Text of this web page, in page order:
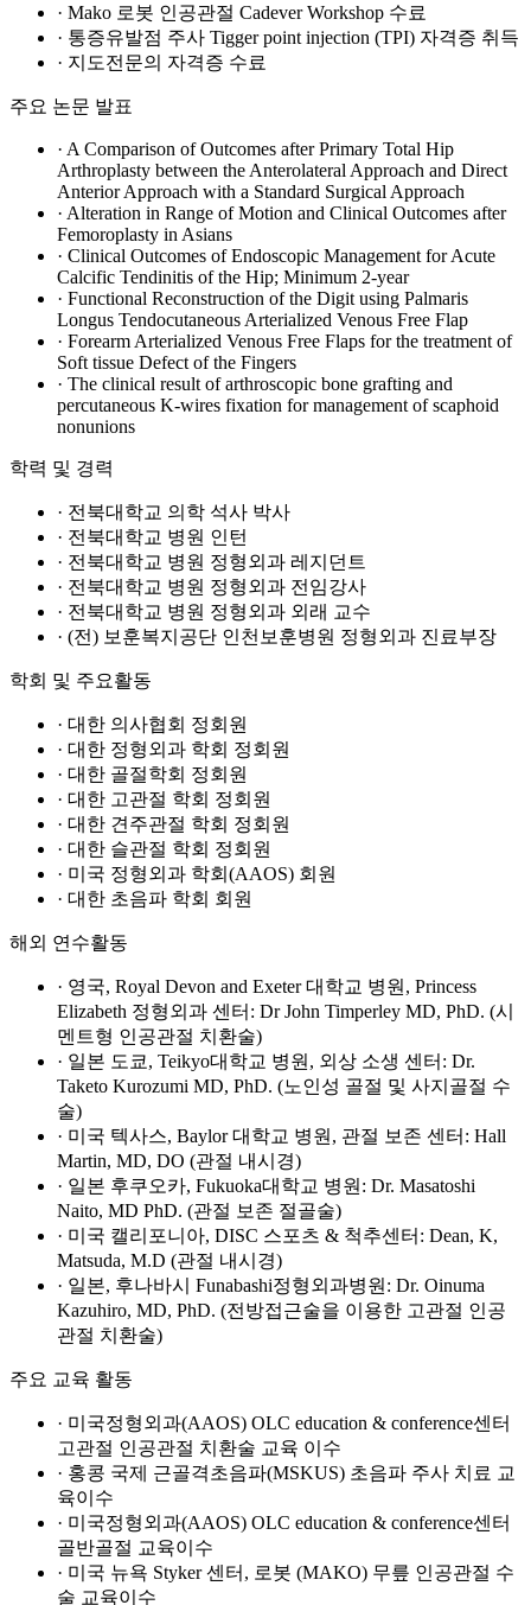
· Mako 로봇 인공관절 Cadever Workshop 수료
· 통증유발점 주사 Tigger point injection (TPI) 자격증 취득
· 지도전문의 자격증 수료
주요 논문 발표
· A Comparison of Outcomes after Primary Total Hip
Arthroplasty between the Anterolateral Approach and Direct
Anterior Approach with a Standard Surgical Approach
· Alteration in Range of Motion and Clinical Outcomes after
Femoroplasty in Asians
· Clinical Outcomes of Endoscopic Management for Acute
Calcific Tendinitis of the Hip; Minimum 2-year
· Functional Reconstruction of the Digit using Palmaris
Longus Tendocutaneous Arterialized Venous Free Flap
· Forearm Arterialized Venous Free Flaps for the treatment of
Soft tissue Defect of the Fingers
· The clinical result of arthroscopic bone grafting and
percutaneous K-wires fixation for management of scaphoid
nonunions
학력 및 경력
· 전북대학교 의학 석사 박사
· 전북대학교 병원 인턴
· 전북대학교 병원 정형외과 레지던트
· 전북대학교 병원 정형외과 전임강사
· 전북대학교 병원 정형외과 외래 교수
· (전) 보훈복지공단 인천보훈병원 정형외과 진료부장
학회 및 주요활동
· 대한 의사협회 정회원
· 대한 정형외과 학회 정회원
· 대한 골절학회 정회원
· 대한 고관절 학회 정회원
· 대한 견주관절 학회 정회원
· 대한 슬관절 학회 정회원
· 미국 정형외과 학회(AAOS) 회원
· 대한 초음파 학회 회원
해외 연수활동
· 영국, Royal Devon and Exeter 대학교 병원, Princess
Elizabeth 정형외과 센터: Dr John Timperley MD, PhD. (시
멘트형 인공관절 치환술)
· 일본 도쿄, Teikyo대학교 병원, 외상 소생 센터: Dr.
Taketo Kurozumi MD, PhD. (노인성 골절 및 사지골절 수
술)
· 미국 텍사스, Baylor 대학교 병원, 관절 보존 센터: Hall
Martin, MD, DO (관절 내시경)
· 일본 후쿠오카, Fukuoka대학교 병원: Dr. Masatoshi
Naito, MD PhD. (관절 보존 절골술)
· 미국 캘리포니아, DISC 스포츠 & 척추센터: Dean, K,
Matsuda, M.D (관절 내시경)
· 일본, 후나바시 Funabashi정형외과병원: Dr. Oinuma
Kazuhiro, MD, PhD. (전방접근술을 이용한 고관절 인공
관절 치환술)
주요 교육 활동
· 미국정형외과(AAOS) OLC education & conference센터
고관절 인공관절 치환술 교육 이수
· 홍콩 국제 근골격초음파(MSKUS) 초음파 주사 치료 교
육이수
· 미국정형외과(AAOS) OLC education & conference센터
골반골절 교육이수
· 미국 뉴욕 Styker 센터, 로봇 (MAKO) 무릎 인공관절 수
술 교육이수